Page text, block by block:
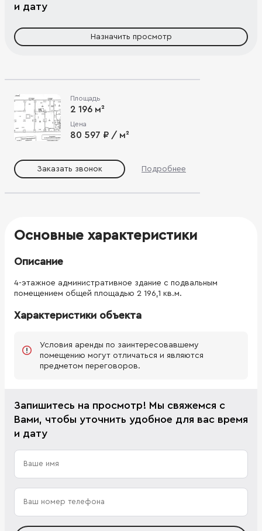
и дату
Назначить просмотр
Площадь
2 196 м²
Цена
80 597 ₽ / м²
Заказать звонок Подробнее
Основные характеристики
Описание
4-этажное административное здание с подвальным
помещением общей площадью 2 196,1 кв.м.
Характеристики объекта
Условия аренды по заинтересовавшему
помещению могут отличаться и являются
предметом переговоров.
Запишитесь на просмотр! Мы свяжемся с
Вами, чтобы уточнить удобное для вас время
и дату